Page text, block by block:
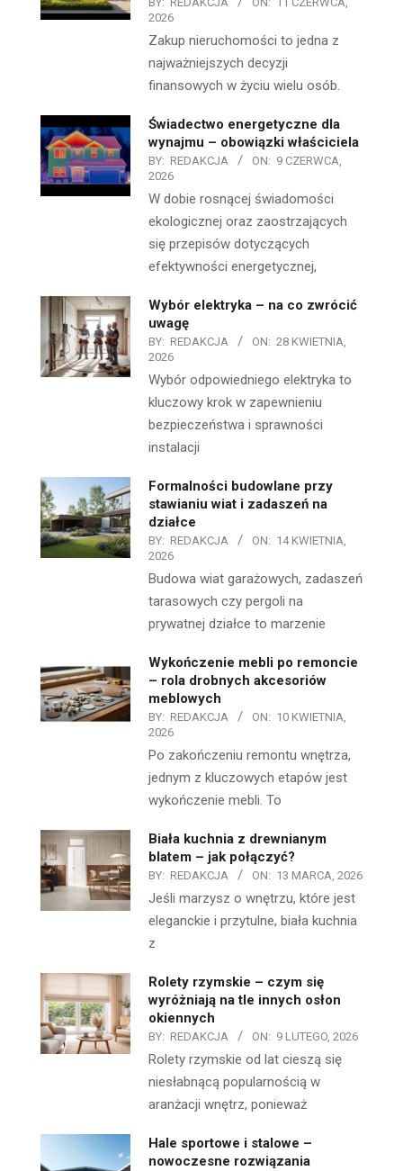
2026
Zakup nieruchomości to jedna z
najważniejszych decyzji
finansowych w życiu wielu osób.
Świadectwo energetyczne dla
wynajmu – obowiązki właściciela
BY: REDAKCJA ON: 9 CZERWCA,
2026
W dobie rosnącej świadomości
ekologicznej oraz zaostrzających
się przepisów dotyczących
efektywności energetycznej,
Wybór elektryka – na co zwrócić
uwagę
BY: REDAKCJA ON: 28 KWIETNIA,
2026
Wybór odpowiedniego elektryka to
kluczowy krok w zapewnieniu
bezpieczeństwa i sprawności
instalacji
Formalności budowlane przy
stawianiu wiat i zadaszeń na
działce
BY: REDAKCJA ON: 14 KWIETNIA,
2026
Budowa wiat garażowych, zadaszeń
tarasowych czy pergoli na
prywatnej działce to marzenie
Wykończenie mebli po remoncie
– rola drobnych akcesoriów
meblowych
BY: REDAKCJA ON: 10 KWIETNIA,
2026
Po zakończeniu remontu wnętrza,
jednym z kluczowych etapów jest
wykończenie mebli. To
Biała kuchnia z drewnianym
blatem – jak połączyć?
BY: REDAKCJA ON: 13 MARCA, 2026
Jeśli marzysz o wnętrzu, które jest
eleganckie i przytulne, biała kuchnia
z
Rolety rzymskie – czym się
wyróżniają na tle innych osłon
okiennych
BY: REDAKCJA ON: 9 LUTEGO, 2026
Rolety rzymskie od lat cieszą się
niesłabnącą popularnością w
aranżacji wnętrz, ponieważ
Hale sportowe i stalowe –
nowoczesne rozwiązania